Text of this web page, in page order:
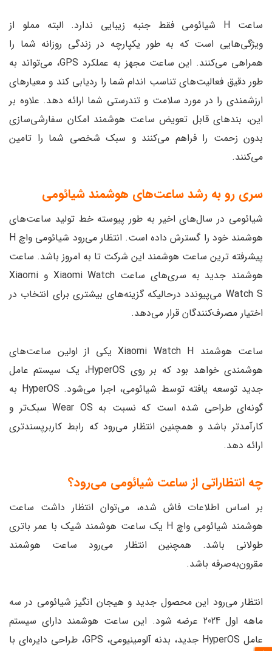
ساعت H شیائومی فقط جنبه زیبایی ندارد. البته مملو از
ویژگی‌هایی است که به طور یکپارچه در زندگی روزانه شما را
همراهی می‌کنند. این ساعت مجهز به عملکرد GPS، می‌تواند به
طور دقیق فعالیت‌های تناسب اندام شما را ردیابی کند و معیارهای
ارزشمندی را در مورد سلامت و تندرستی شما ارائه دهد. علاوه بر
این، بند‌های قابل تعویض ساعت هوشمند امکان سفارشی‌سازی
بدون زحمت را فراهم می‌کنند و سبک شخصی شما را تامین
می‌کنند.
سری رو به رشد ساعت‌های هوشمند شیائومی
شیائومی در سال‌های اخیر به طور پیوسته خط تولید ساعت‌های
هوشمند خود را گسترش داده است. انتظار می‌رود شیائومی واچ H
پیشرفته ترین ساعت هوشمند این شرکت تا به امروز باشد. ساعت
هوشمند جدید به سری‌های ساعت Xiaomi Watch و Xiaomi
Watch S می‌پیوندد درحالیکه گزینه‌های بیشتری برای انتخاب در
اختیار مصرف‌کنندگان قرار می‌دهد.
ساعت هوشمند Xiaomi Watch H یکی از اولین ساعت‌های
هوشمندی خواهد بود که بر روی HyperOS، یک سیستم عامل
جدید توسعه یافته توسط شیائومی، اجرا می‌شود. HyperOS به
گونه‌ای طراحی شده است که نسبت به Wear OS سبک‌تر و
کارآمدتر باشد و همچنین انتظار می‌رود که رابط کاربرپسندتری
ارائه دهد.
چه انتظاراتی از ساعت شیائومی می‌رود؟
بر اساس اطلاعات فاش شده، می‌توان انتظار داشت ساعت
هوشمند شیائومی واچ H یک ساعت هوشمند شیک با عمر باتری
طولانی باشد. همچنین انتظار می‌رود ساعت هوشمند
مقرون‌به‌صرفه باشد.
انتظار می‌رود این محصول جدید و هیجان انگیز شیائومی در سه
ماهه اول 2024 عرضه شود. این ساعت هوشمند دارای سیستم
عامل HyperOS جدید، بدنه آلومینیومی، GPS، طراحی دایره‌ای با